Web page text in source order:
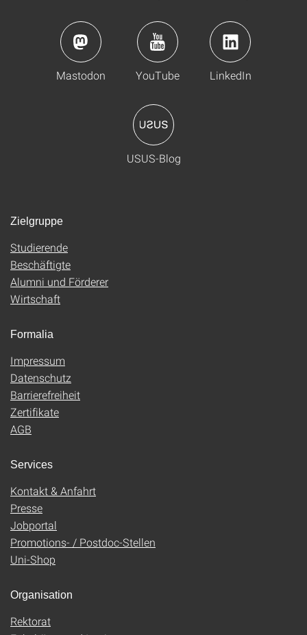
Mastodon YouTube LinkedIn
USUS-Blog
Zielgruppe
Studierende
Beschäftigte
Alumni und Förderer
Wirtschaft
Formalia
Impressum
Datenschutz
Barrierefreiheit
Zertifikate
AGB
Services
Kontakt & Anfahrt
Presse
Jobportal
Promotions- / Postdoc-Stellen
Uni-Shop
Organisation
Rektorat